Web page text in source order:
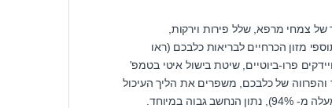
של צמחי מרפא, שלל פירות וירקות,
מזון הכרחיים לבריאות כלבכם (ראו
פרו-ביוטיים, שיטת בישול איטי בטמפ'
של כלבכם, משפרים את הליך העיכול
במיוחד.